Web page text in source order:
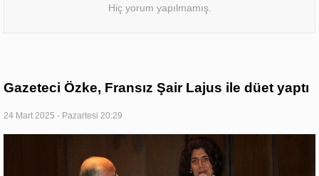
Hiç yorum yapılmamış.
Gazeteci Özke, Fransız Şair Lajus ile düet yaptı
24 Mart 2025 - Pazartesi 20:29